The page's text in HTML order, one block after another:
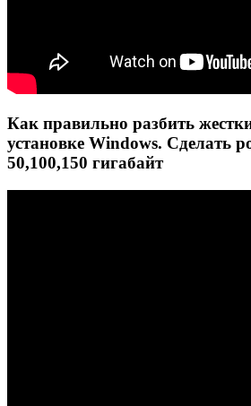
Как правильно разбить
установке Windows. Сделать
50,100,150 гигабайт